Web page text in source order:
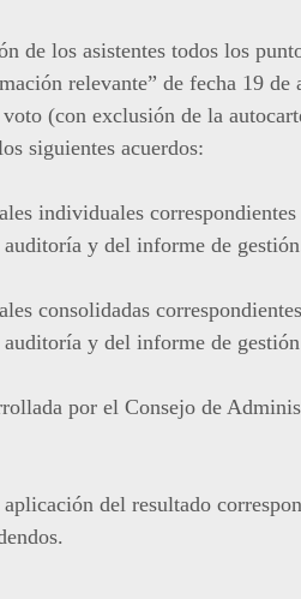
de los asistentes todos los
relevante” de fecha 19
(con exclusión de la
siguientes acuerdos:
individuales
y del informe de
consolidadas
y del informe de
por el Consejo de
del resultado